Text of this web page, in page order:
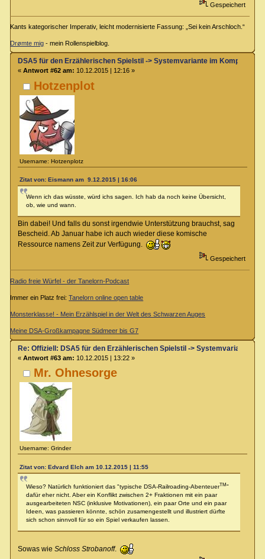
Gespeichert
Kants kategorischer Imperativ, leicht modernisierte Fassung: „Sei kein Arschloch.“
Drømte mig - mein Rollenspielblog.
Hotzenplot
Username: Hotzenplotz
DSA5 für den Erzählerischen Spielstil -> Systemvariante im Kompendium
« Antwort #62 am: 10.12.2015 | 12:16 »
Zitat von: Eismann am 9.12.2015 | 16:06
Wenn ich das wüsste, würd ichs sagen. Ich hab da noch keine Übersicht,
ob, wie und wann.
Bin dabei! Und falls du sonst irgendwie Unterstützung brauchst, sag
Bescheid. Ab Januar habe ich auch wieder diese komische
Ressource namens Zeit zur Verfügung.
Gespeichert
Radio freie Würfel - der Tanelorn-Podcast
Immer ein Platz frei:Tanelorn online open table
Monsterklasse! - Mein Erzählspiel in der Welt des Schwarzen Auges
Meine DSA-Großkampagne Südmeer bis G7
Mr. Ohnesorge
Username: Grinder
Re: Offiziell: DSA5 für den Erzählerischen Spielstil -> Systemvariante im
« Antwort #63 am: 10.12.2015 | 13:22 »
Zitat von: Edvard Elch am 10.12.2015 | 11:55
Wieso? Natürlich funktioniert das "typische DSA-Railroading-AbenteuerTM"
dafür eher nicht. Aber ein Konflikt zwischen 2+ Fraktionen mit ein paar
ausgearbeiteten NSC (inklusive Motivationen), ein paar Orte und ein paar
Ideen, was passieren könnte, schön zusamengestellt und illustriert dürfte
sich schon sinnvoll für so ein Spiel verkaufen lassen.
Sowas wie Schloss Strobanoff.